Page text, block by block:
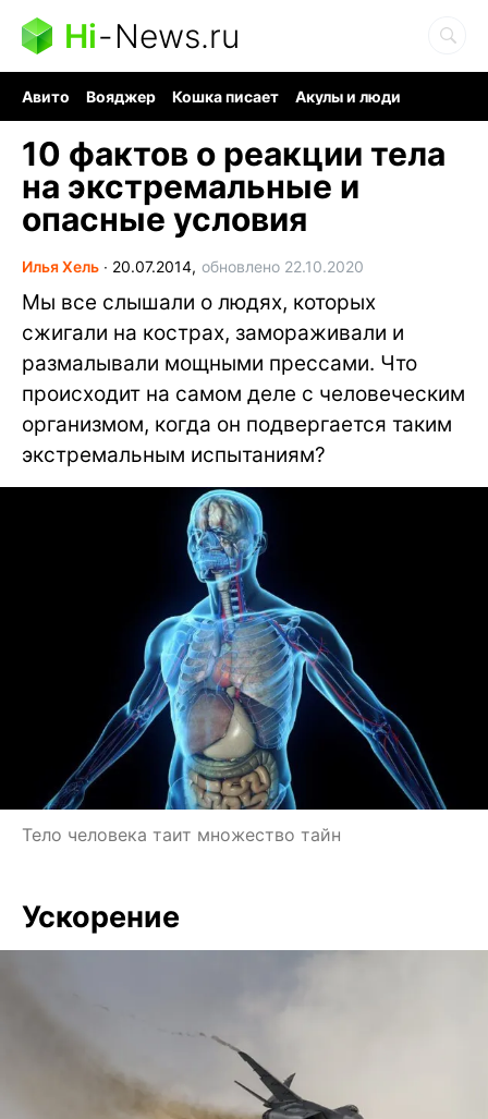
Hi-News.ru
Авито Вояджер Кошка писает
Акулы и люди
10 фактов о реакции тела
на экстремальные и
опасные условия
Илья Хель ∙ 20.07.2014, обновлено 22.10.2020
Мы все слышали о людях, которых
сжигали на кострах, замораживали и
размалывали мощными прессами. Что
происходит на самом деле с человеческим
организмом, когда он подвергается таким
экстремальным испытаниям?
Тело человека таит множество тайн
Ускорение